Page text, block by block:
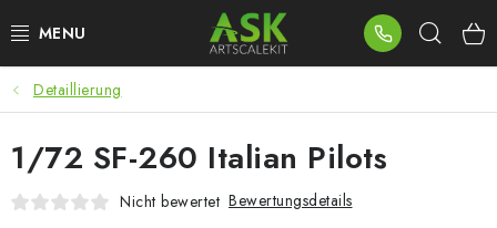
Inhalt
BLOG
SUMMER DAYS
WARHAMMER
Detaillierung
1/72 SF-260 Italian Pilots
Nicht bewertet Bewertungsdetails